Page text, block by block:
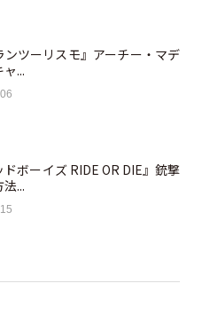
ンツーリスモ』アーチー・マデ
...
ボーイズ RIDE OR DIE』銃撃
...